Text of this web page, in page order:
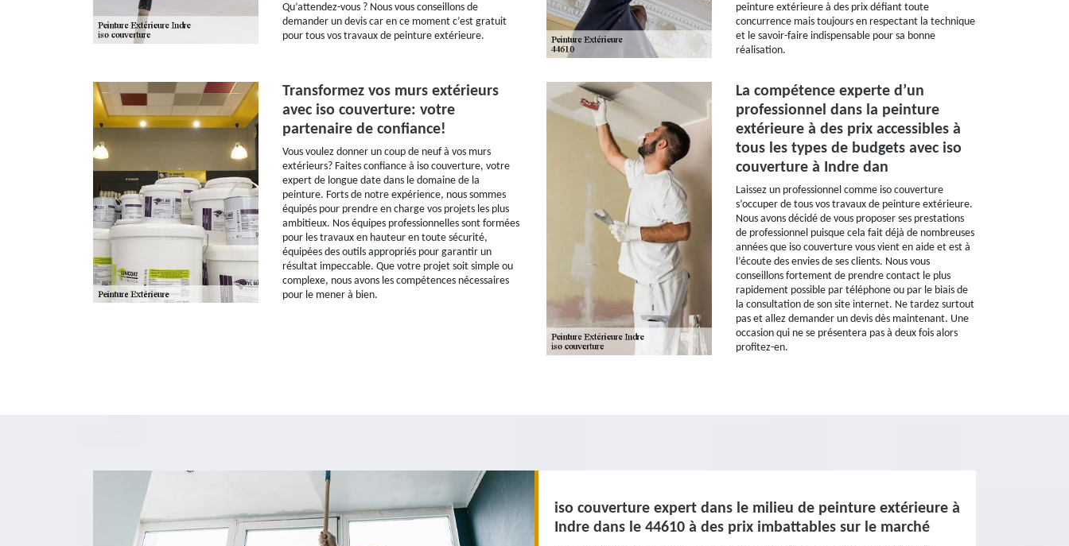
Qu’attendez-vous ? Nous vous conseillons de
demander un devis car en ce moment c’est gratuit
pour tous vos travaux de peinture extérieure.
peinture extérieure à des prix défiant toute
concurrence mais toujours en respectant la technique
et le savoir-faire indispensable pour sa bonne
réalisation.
Transformez vos murs extérieurs
avec iso couverture: votre
partenaire de confiance!
Vous voulez donner un coup de neuf à vos murs
extérieurs? Faites confiance à iso couverture, votre
expert de longue date dans le domaine de la
peinture. Forts de notre expérience, nous sommes
équipés pour prendre en charge vos projets les plus
ambitieux. Nos équipes professionnelles sont formées
pour les travaux en hauteur en toute sécurité,
équipées des outils appropriés pour garantir un
résultat impeccable. Que votre projet soit simple ou
complexe, nous avons les compétences nécessaires
pour le mener à bien.
La compétence experte d’un
professionnel dans la peinture
extérieure à des prix accessibles à
tous les types de budgets avec iso
couverture à Indre dan
Laissez un professionnel comme iso couverture
s’occuper de tous vos travaux de peinture extérieure.
Nous avons décidé de vous proposer ses prestations
de professionnel puisque cela fait déjà de nombreuses
années que iso couverture vous vient en aide et est à
l’écoute des envies de ses clients. Nous vous
conseillons fortement de prendre contact le plus
rapidement possible par téléphone ou par le biais de
la consultation de son site internet. Ne tardez surtout
pas et allez demander un devis dès maintenant. Une
occasion qui ne se présentera pas à deux fois alors
profitez-en.
iso couverture expert dans le milieu de peinture extérieure à
Indre dans le 44610 à des prix imbattables sur le marché